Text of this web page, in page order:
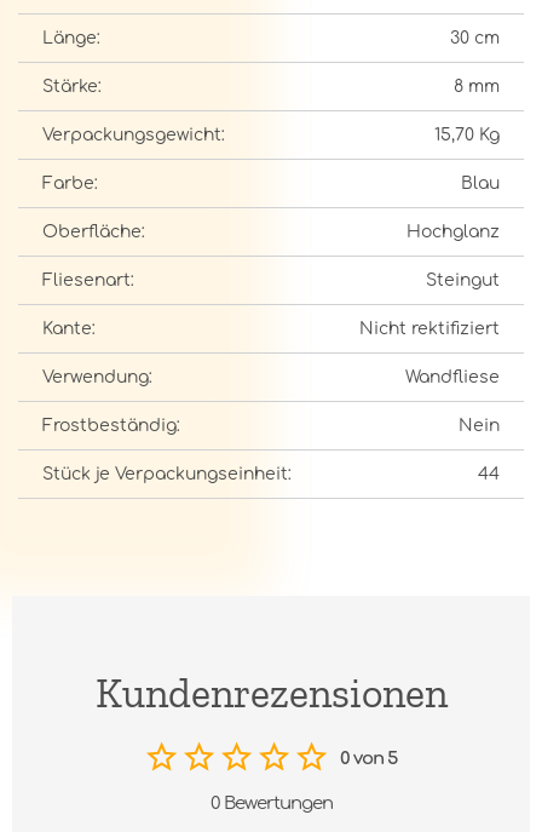
Länge: 30 cm
Stärke: 8 mm
Verpackungsgewicht: 15,70 Kg
Farbe: Blau
Oberfläche: Hochglanz
Fliesenart: Steingut
Kante: Nicht rektifiziert
Verwendung: Wandfliese
Frostbeständig: Nein
Stück je Verpackungseinheit: 44
Kundenrezensionen
0 von 5
0 Bewertungen